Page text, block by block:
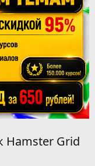
Hamster Grid